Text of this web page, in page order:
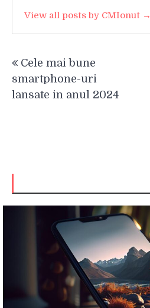
View all posts by CMIonut →
în
articole
Cele mai bune
smartphone-uri
lansate in anul 2024